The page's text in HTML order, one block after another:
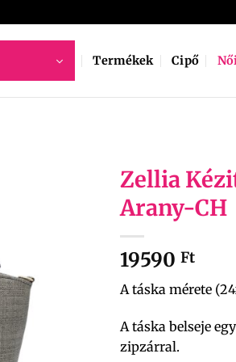
Termékek Cipő
Zellia
Arany-CH
19590 Ft
A táska mérete
A táska belseje
zipzárral.